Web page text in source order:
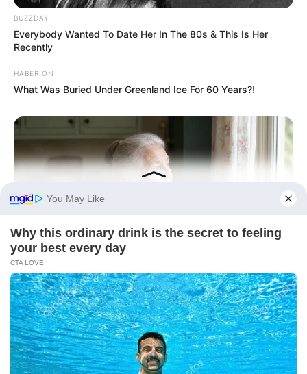
BUZZDAY
Everybody Wanted To Date Her In The 80s & This Is Her
Recently
HABERION
What Was Buried Under Greenland Ice For 60 Years?!
NEUROMIND PRO
Japan's Oldest Doctors Say Memory Loss Isn't Age: Just
Stop Eating These 3 Foods